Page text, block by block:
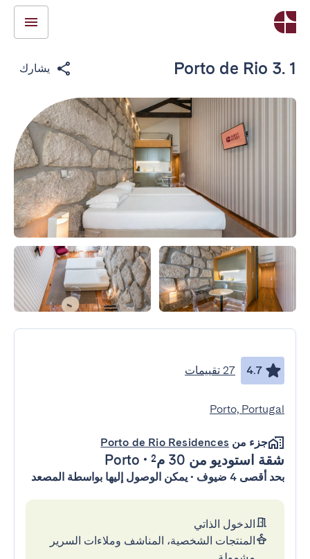
Porto de Rio 3. 1 يشارك
4.7 27 تقييمات
Porto, Portugal
جزء من Porto de Rio Residences
شقة استوديو من 30 م² •
Porto
بحد أقصى 4 ضيوف • يمكن الوصول إليها بواسطة المصعد
الدخول الذاتي
المنتجات الشخصية، المناشف وملاءات السرير